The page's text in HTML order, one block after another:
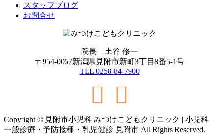
スタッフブログ
お問合せ
院長 土谷 修一
〒954-0057新潟県見附市新町3丁目8番5-1号
TEL 0258-84-7900
Copyright © 見附市小児科 みつけこどもクリニック | 小児科
一般診療・予防接種・乳児健診 見附市 All Rights Reserved.